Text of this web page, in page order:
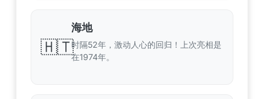
🇭🇹
海地
时隔52年，激动人心的回归！上次亮相是
在1974年。